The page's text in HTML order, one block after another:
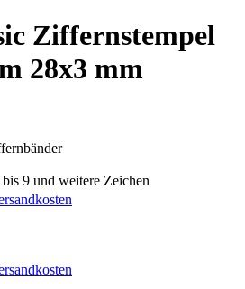
Ziffernstempel
28x3 mm
9 und weitere Zeichen